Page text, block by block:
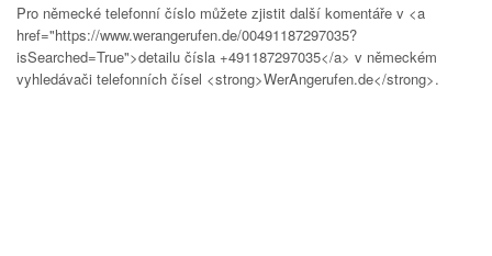
Pro německé telefonní číslo můžete zjistit další komentáře v <a
href="https://www.werangerufen.de/00491187297035?
isSearched=True">detailu čísla +491187297035</a> v německém
vyhledávači telefonních čísel <strong>WerAngerufen.de</strong>.